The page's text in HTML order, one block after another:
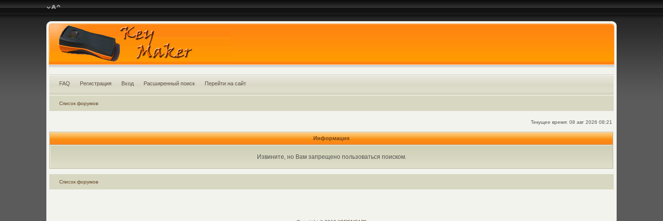
FAQ Регистрация Вход Расширенный поиск Перейти на сайт
Список форумов
Текущее время: 08 авг 2026 08:21
Информация
Извините, но Вам запрещено пользоваться поиском.
Список форумов